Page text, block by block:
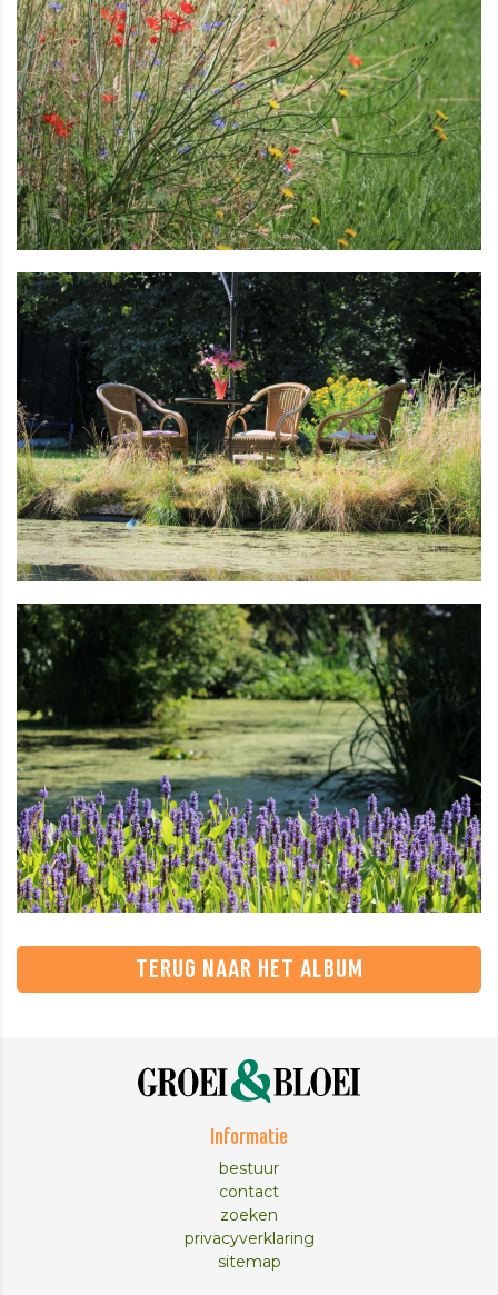
TERUG NAAR HET ALBUM
Informatie
bestuur
contact
zoeken
privacyverklaring
sitemap